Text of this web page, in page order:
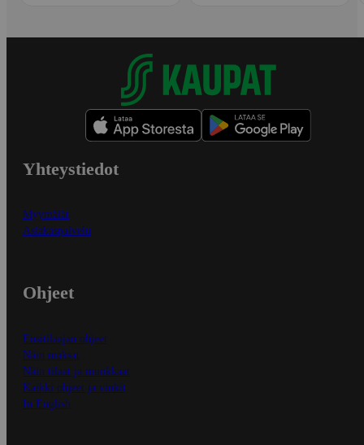
Yhteystiedot
Myymälät
Asiakaspalvelu
Ohjeet
Ensitilaajan ohjeet
Näin maksat
Näin tilaat ja muokkaat
Kaikki ohjeet ja vinkit
In English